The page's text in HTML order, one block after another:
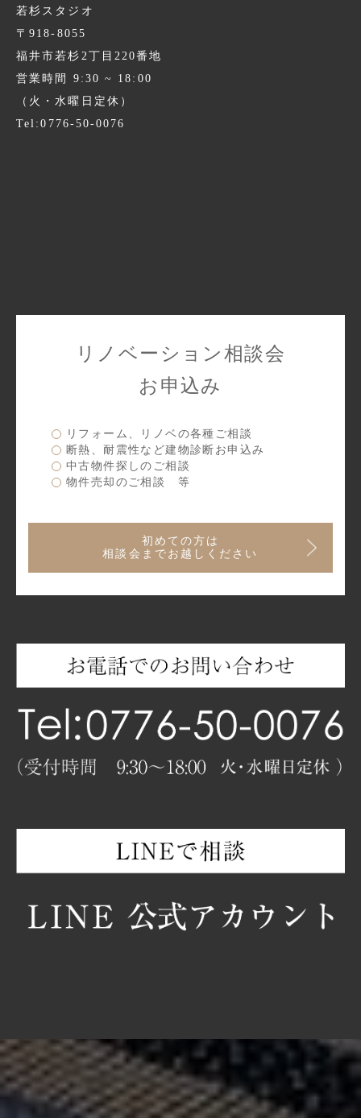
若杉スタジオ
〒918-8055
福井市若杉2丁目220番地
営業時間 9:30 ~ 18:00
（火・水曜日定休）
Tel:0776-50-0076
リノベーション相談会
お申込み
リフォーム、リノベの各種ご相談
断熱、耐震性など建物診断お申込み
中古物件探しのご相談
物件売却のご相談 等
初めての方は
相談会までお越しください